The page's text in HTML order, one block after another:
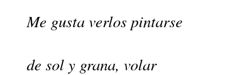
Me gusta verlos pintarse
de sol y grana, volar